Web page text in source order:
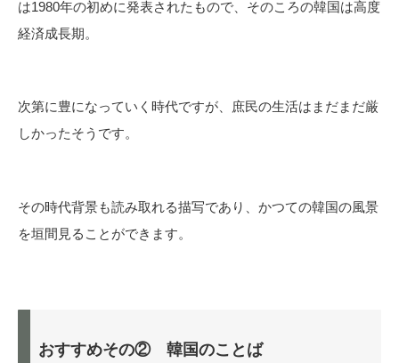
は1980年の初めに発表されたもので、そのころの韓国は高度
経済成長期。
次第に豊になっていく時代ですが、庶民の生活はまだまだ厳
しかったそうです。
その時代背景も読み取れる描写であり、かつての韓国の風景
を垣間見ることができます。
おすすめその② 韓国のことば